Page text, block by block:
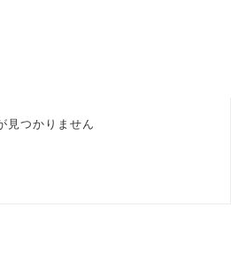
見つかりません